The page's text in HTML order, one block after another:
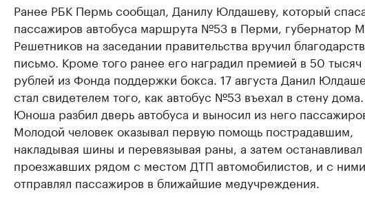
Ранее РБК Пермь сообщал, Данилу Юлдашеву, который
пассажиров автобуса маршрута №53 в Перми, губернатор
Решетников на заседании правительства вручил
письмо. Кроме того ранее его наградил премией в 50 тысяч
рублей из Фонда поддержки бокса. 17 августа Данил
стал свидетелем того, как автобус №53 въехал в стену дома.
Юноша разбил дверь автобуса и выносил из него
Молодой человек оказывал первую помощь пострадавшим,
накладывая шины и перевязывая раны, а затем останавливал
проезжавших рядом с местом ДТП автомобилистов, и с ними
отправлял пассажиров в ближайшие медучреждения.